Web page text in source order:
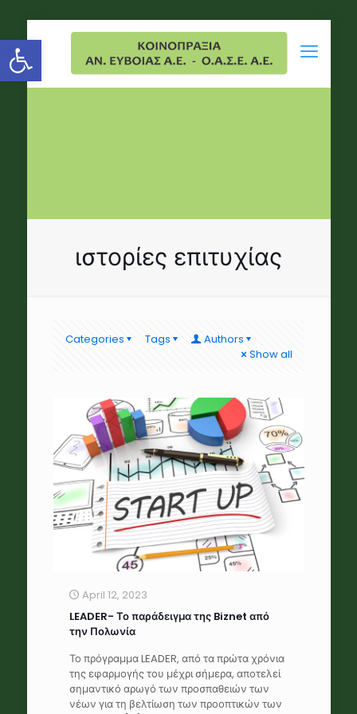
Open toolbar
ιστορίες επιτυχίας
Categories Tags
Authors
Show all
April 12, 2023
LEADER- Το παράδειγμα της Biznet από
την Πολωνία
Το πρόγραμμα LEADER, από τα πρώτα χρόνια
της εφαρμογής του μέχρι σήμερα, αποτελεί
σημαντικό αρωγό των προσπαθειών των
νέων για τη βελτίωση των προοπτικών των